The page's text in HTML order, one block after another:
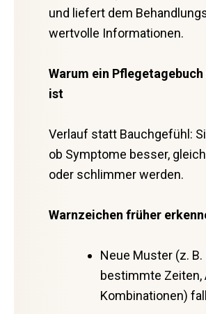
und liefert dem
wertvolle Informationen.
Warum ein Pflegetagebuch
ist
Verlauf statt Bauchgefühl:
ob Symptome besser,
oder schlimmer werden.
Warnzeichen früher
Neue Muster (z. B.
bestimmte Zeiten,
Kombinationen)